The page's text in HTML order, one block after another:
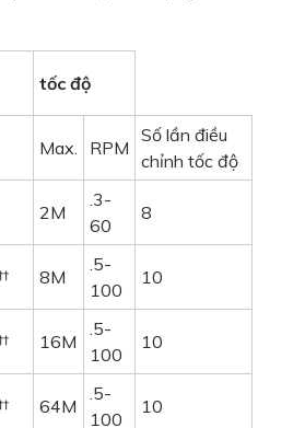
tốc độ
Max. RPM
Số lần điều
chỉnh tốc độ
2M
.3-
60
8
8M
.5-
100
10
16M
.5-
100
10
64M
.5-
100
10